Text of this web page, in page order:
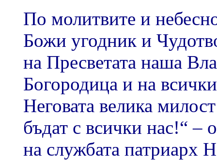
По молитвите и
Божи угодник и
на Пресветата наша
Богородица и на
Неговата велика
бъдат с всички нас!“ –
на службата патриарх